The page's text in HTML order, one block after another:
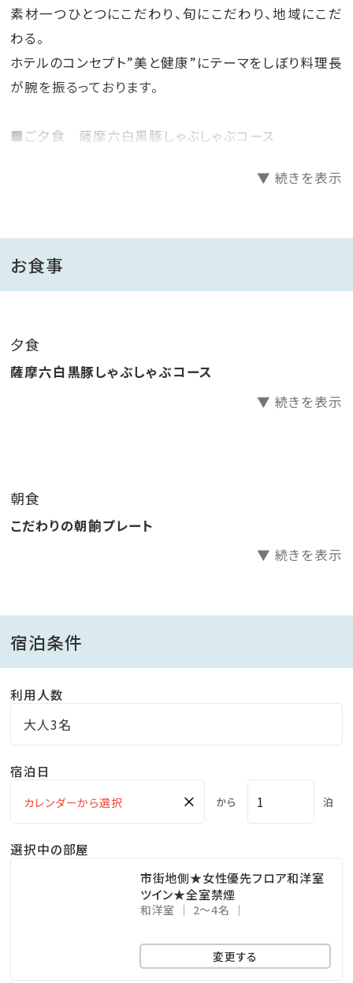
素材一つひとつにこだわり、旬にこだわり、地域にこだ
わる。
ホテルのコンセプト”美と健康”にテーマをしぼり料理長
が腕を振るっております。
■ご夕食 薩摩六白黒豚しゃぶしゃぶコース
六白黒豚の甘みとジューシーさを引き出す黒豚しゃぶし
ゃぶ。たっぷりお野菜と一緒にぜひ召し上がっていただ
■ご朝食 こだわりの朝餉プレート
地元の旬の食材にこだわった美味しい朝餉をご用意い
お席までお持ちいたします。その他羽釜炊きの炊きたて
ご飯や郷土のお味噌汁「さつま汁」などはビュッフェ式。
お好みでご自由にお召し上がりいただけます。
■当館自慢の温泉 古毛曽湯（こもそゆ）
塩化物泉 指宿温泉は保湿を感じる2つの成分、メタケ
イ酸とカルシウムイオンの含有量が全国でも上位。美肌
源泉かけ流し絶景露天風呂からの壮大な景色、明るい
時間にもぜひご堪能ください。
湯上りの休憩やお風呂の待ち合わせ等にご利用頂ける
お部屋「くつろぎ処」には、
黒豆茶やお菓子もご用意しております。
ホテルから砂むし会館砂楽まで無料送迎バスがござい
▼ 続きを表示
お食事
夕食
薩摩六白黒豚しゃぶしゃぶコース
▼ 続きを表示
朝食
こだわりの朝餉プレート
▼ 続きを表示
宿泊条件
利用人数
大人3名
宿泊日
× から 泊
選択中の部屋
市街地側★女性優先フロア和洋室
ツイン★全室禁煙
和洋室 2～4名
変更する